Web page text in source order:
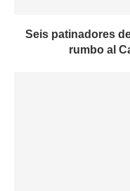
Seis patinadores
rumbo al